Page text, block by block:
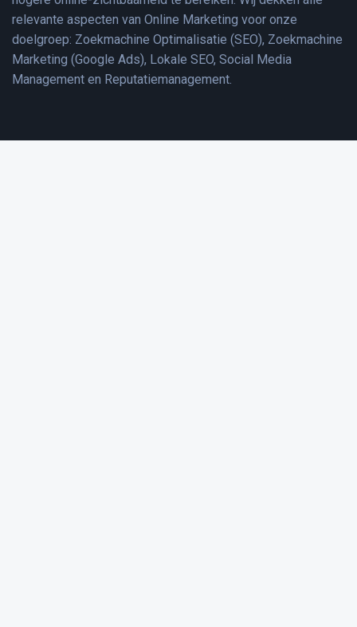
relevante aspecten van Online Marketing voor onze
doelgroep: Zoekmachine Optimalisatie (SEO), Zoekmachine
Marketing (Google Ads), Lokale SEO, Social Media
Management en Reputatiemanagement.